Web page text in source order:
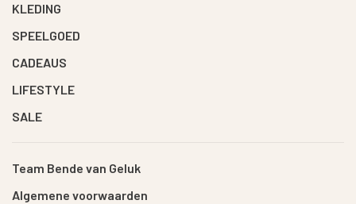
KLEDING
SPEELGOED
CADEAUS
LIFESTYLE
SALE
Team Bende van Geluk
Algemene voorwaarden